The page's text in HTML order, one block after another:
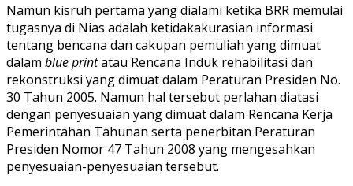
Namun kisruh pertama yang dialami ketika BRR memulai
tugasnya di Nias adalah ketidakakurasian informasi
tentang bencana dan cakupan pemuliah yang dimuat
dalam blue printatau Rencana Induk rehabilitasi dan
rekonstruksi yang dimuat dalam Peraturan Presiden No.
30 Tahun 2005. Namun hal tersebut perlahan diatasi
dengan penyesuaian yang dimuat dalam Rencana Kerja
Pemerintahan Tahunan serta penerbitan Peraturan
Presiden Nomor 47 Tahun 2008 yang mengesahkan
penyesuaian-penyesuaian tersebut.